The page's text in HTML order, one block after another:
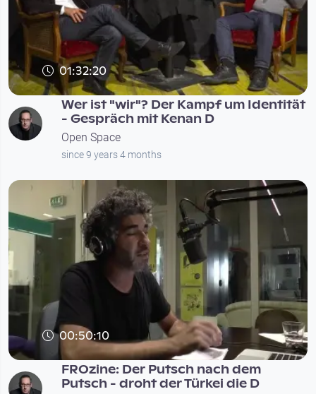
01:32:20
Wer ist "wir"? Der Kampf um Identität
- Gespräch mit Kenan D
Open Space
since 9 years 4 months
00:50:10
FROzine: Der Putsch nach dem
Putsch - droht der Türkei die D